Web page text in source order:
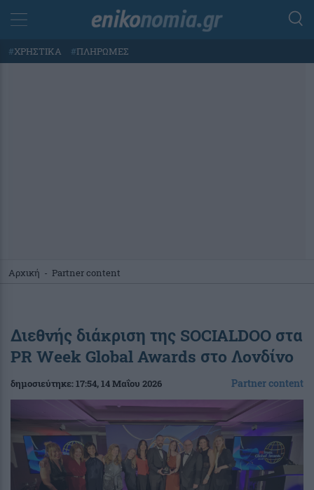
#ΧΡΗΣΤΙΚΑ #ΠΛΗΡΩΜΕΣ
Αρχική - Partner content
Διεθνής διάκριση της SOCIALDOO στα
PR Week Global Awards στο Λονδίνο
δημοσιεύτηκε:17:54, 14 Μαΐου 2026 Partner content